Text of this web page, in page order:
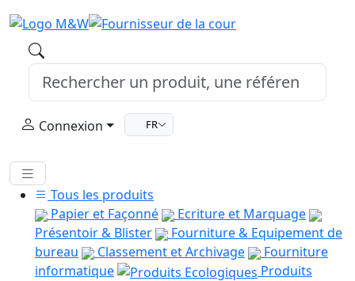
Connexion FR
Tous les produits
Papier et Façonné
Ecriture et Marquage
Présentoir & Blister
Fourniture & Equipement de
bureau
Classement et Archivage
Fourniture
informatique
Produits